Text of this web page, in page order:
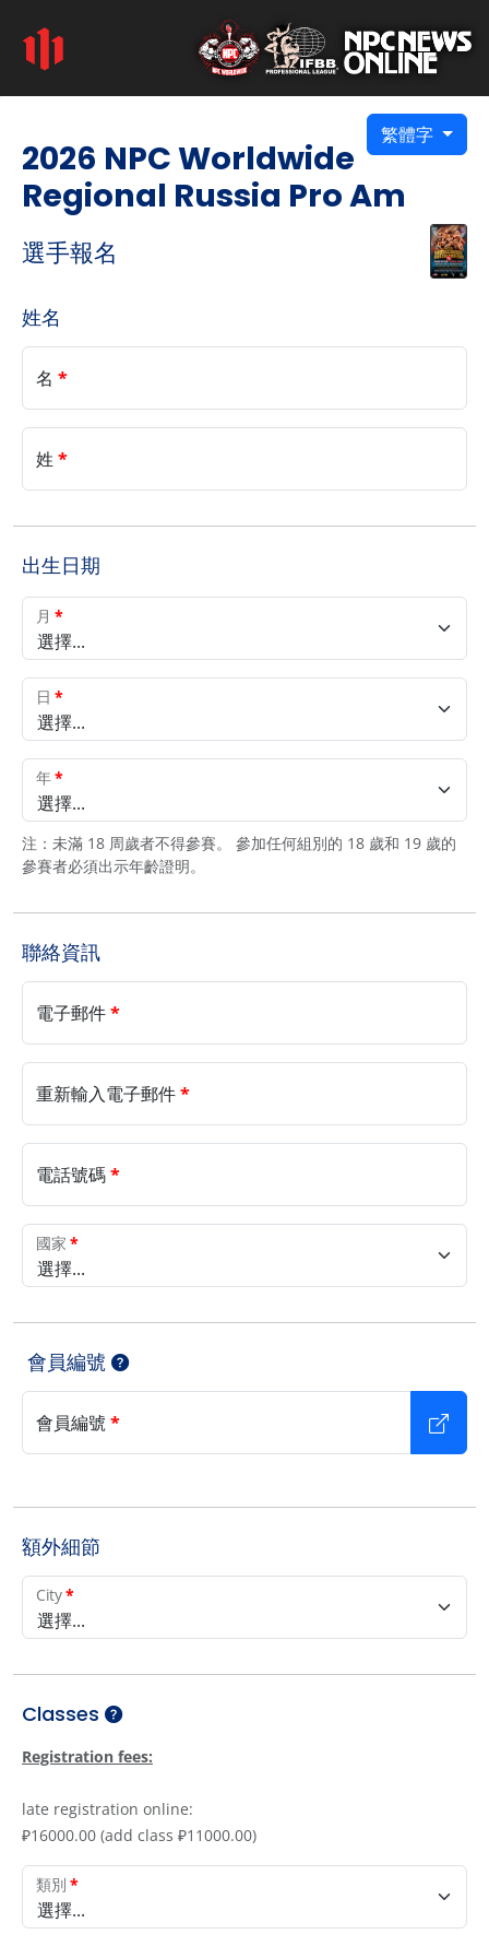
繁體字
2026 NPC Worldwide
Regional Russia Pro Am
選手報名
姓名
名 *
姓 *
出生日期
選擇...
月*
選擇...
日*
選擇...
年*
注：未滿 18 周歲者不得參賽。 參加任何組別的 18 歲和 19 歲的
參賽者必須出示年齡證明。
聯絡資訊
電子郵件*
重新輸入電子郵件*
電話號碼*
選擇...
國家 *
會員編號
會員編號*
額外細節
選擇...
City*
Classes
Registration fees:
late registration online:
₽16000.00 (add class ₽11000.00)
選擇...
類別 *